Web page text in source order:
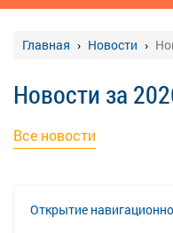
Главная Новости
Новости за
Все новости
Открытие